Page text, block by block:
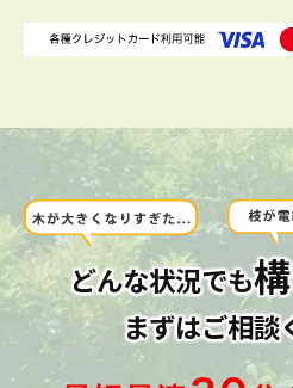
どんな状況でも
まずはご相談